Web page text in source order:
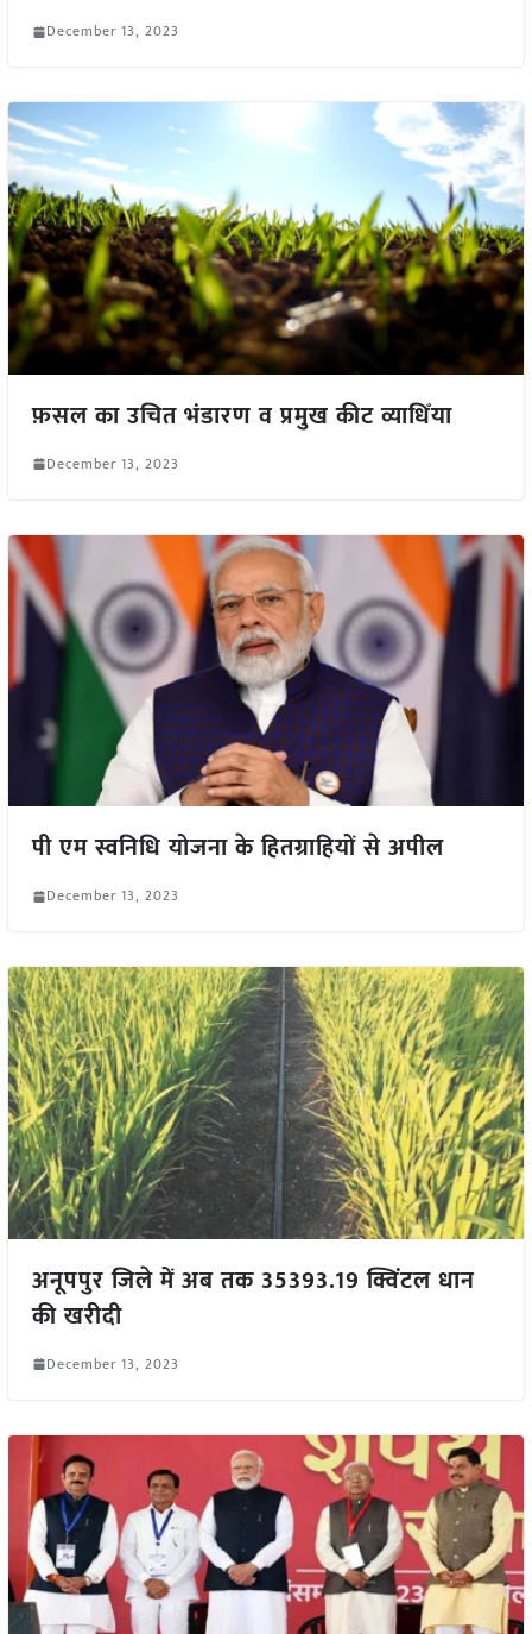
December 13, 2023
फ़सल का उचित भंडारण व प्रमुख कीट व्याधिँया
December 13, 2023
पी एम स्वनिधि योजना के हितग्राहियों से अपील
December 13, 2023
अनूपपुर जिले में अब तक 35393.19 क्विंटल धान
की खरीदी
December 13, 2023